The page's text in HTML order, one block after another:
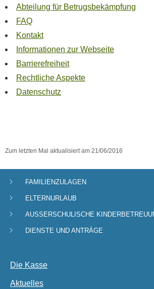
Abteilung für Betrugsbekämpfung
FAQ
Kontakt
Informationen zur Webseite
Barrierefreiheit
Rechtliche Aspekte
Datenschutz
Zum letzten Mal aktualisiert am21/06/2016
Navigationsmenü
FAMILIENZULAGEN
ELTERNURLAUB
AUSSERSCHULISCHE
DIENSTE UND ANTRÄGE
Die Kasse
Aktuelles